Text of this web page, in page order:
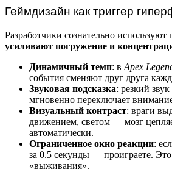
Геймдизайн как триггер
Разработчики сознательно
усиливают погружение и
Динамичный темп: в Apex
события сменяют друг друга
Звуковая подсказка: резкий
мгновенно переключает
Визуальный контраст: враги
движением, светом — мозг
автоматически.
Ограниченное окно реакции:
за 0.5 секунды — проиграете.
«выживания».